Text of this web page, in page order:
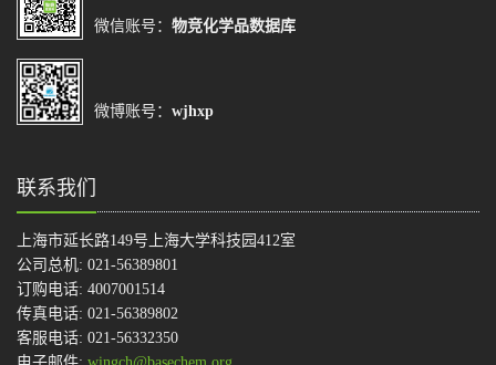
微信账号： 物竞化学品数据库
微博账号： wjhxp
联系我们
上海市延长路149号上海大学科技园412室
公司总机: 021-56389801
订购电话: 4007001514
传真电话: 021-56389802
客服电话: 021-56332350